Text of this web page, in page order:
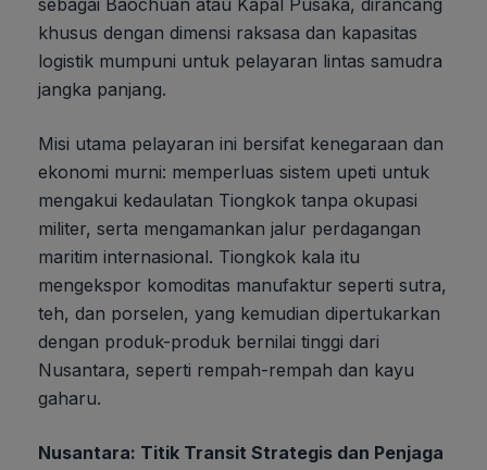
khusus dengan dimensi raksasa dan kapasitas
logistik mumpuni untuk pelayaran lintas samudra
jangka panjang.
Misi utama pelayaran ini bersifat kenegaraan dan
ekonomi murni: memperluas sistem upeti untuk
mengakui kedaulatan Tiongkok tanpa okupasi
militer, serta mengamankan jalur perdagangan
maritim internasional. Tiongkok kala itu
mengekspor komoditas manufaktur seperti sutra,
teh, dan porselen, yang kemudian dipertukarkan
dengan produk-produk bernilai tinggi dari
Nusantara, seperti rempah-rempah dan kayu
gaharu.
Nusantara: Titik Transit Strategis dan Penjaga